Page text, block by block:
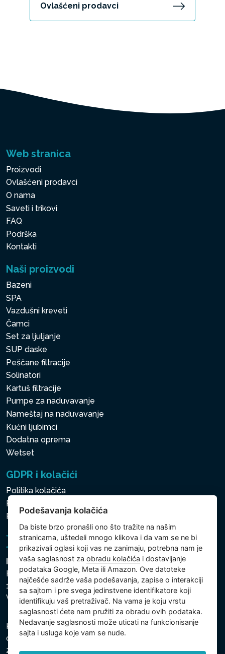
Ovlašćeni prodavci
Web stranica
Proizvodi
Ovlašćeni prodavci
O nama
Saveti i trikovi
FAQ
Podrška
Kontakti
Naši proizvodi
Bazeni
SPA
Vazdušni kreveti
Čamci
Set za ljuljanje
SUP daske
Peščane filtracije
Solinatori
Kartuš filtracije
Pumpe za naduvavanje
Nameštaj na naduvavanje
Kućni ljubimci
Dodatna oprema
Wetset
GDPR i kolačići
Politika kolačića
Politika zaštite ličnih i drugih obrađivanih podataka
Politika kolačića
Intex Trading, s.r.o.
Hradecká 2526/3
130 00 Praha 3
Vinohrady - Česká republika
Kompanija je registrovana u Opštinskom sudu u Pragu,
odeljak C, uložak 74759, Identifikacioni broj kompanije:
26150808, Poreski identifikacioni broj: CZ26150808.
Podešavanja kolačića
Da biste brzo pronašli ono što tražite na našim
stranicama, uštedeli mnogo klikova i da vam se ne bi
prikazivali oglasi koji vas ne zanimaju, potrebna nam je
vaša saglasnost zaobradu kolačića i dostavljanje
podataka Google, Meta ili Amazon. Ove datoteke
najčešće sadrže vaša podešavanja, zapise o interakciji
sa sajtom i pre svega jedinstvene identifikatore koji
identifikuju vaš pretraživač. Na vama je koju vrstu
saglasnosti ćete nam pružiti za obradu ovih podataka.
Nedavanje saglasnosti može uticati na funkcionisanje
sajta i usluga koje vam se nude.